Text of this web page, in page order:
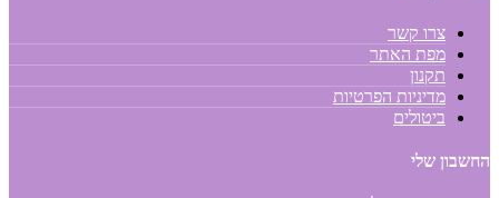
צרו קשר
מפת האתר
תקנון
מדיניות הפרטיות
ביטולים
החשבון שלי